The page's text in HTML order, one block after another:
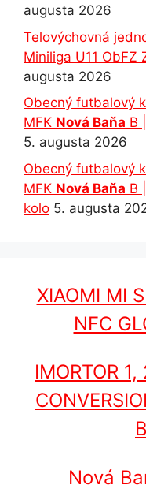
augusta 2026
Telovýchovná
Miniliga U11 ObFZ
augusta 2026
Obecný futbalový
MFK Nová Baňa B
5. augusta 2026
Obecný futbalový
MFK Nová Baňa B
kolo 5. augusta
XIAOMI MI
NFC
IMORTOR
Nová